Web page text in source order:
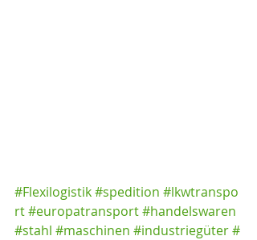
#Flexilogistik#spedition #lkwtranspo
rt#europatransport#handelswaren
#stahl #maschinen #industriegüter#